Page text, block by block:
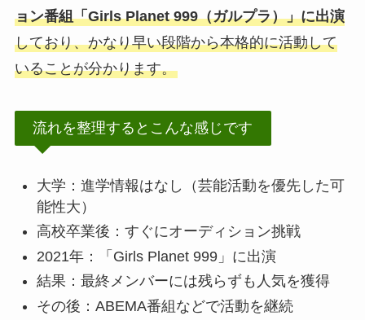
ョン番組「Girls Planet 999（ガルプラ）」に出演
しており、かなり早い段階から本格的に活動して
いることが分かります。
流れを整理するとこんな感じです
大学：進学情報はなし（芸能活動を優先した可
能性大）
高校卒業後：すぐにオーディション挑戦
2021年：「Girls Planet 999」に出演
結果：最終メンバーには残らずも人気を獲得
その後：ABEMA番組などで活動を継続